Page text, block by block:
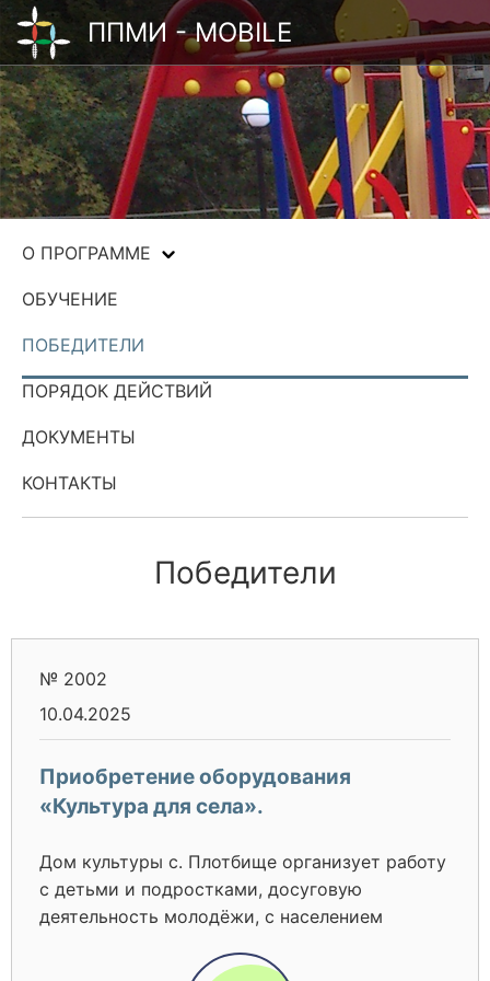
ППМИ - MOBILE
О ПРОГРАММЕ
ОБУЧЕНИЕ
ПОБЕДИТЕЛИ
ПОРЯДОК ДЕЙСТВИЙ
ДОКУМЕНТЫ
КОНТАКТЫ
Победители
№ 2002
10.04.2025
Приобретение оборудования
«Культура для села».
Дом культуры с. Плотбище организует работу
с детьми и подростками, досуговую
деятельность молодёжи, с населением
людьми с oгpaничeнньIми возможностями,